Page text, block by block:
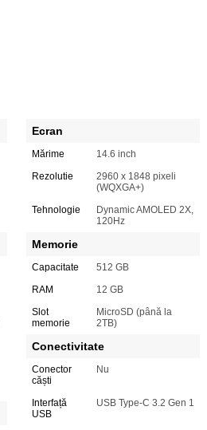
Ecran
Mărime
14.6 inch
Rezolutie
2960 x 1848 pixeli
(WQXGA+)
Tehnologie
Dynamic AMOLED 2X,
120Hz
Memorie
Capacitate
512 GB
RAM
12 GB
Slot
memorie
MicroSD (până la
2TB)
Conectivitate
Conector
căști
Nu
Interfață
USB
USB Type-C 3.2 Gen 1